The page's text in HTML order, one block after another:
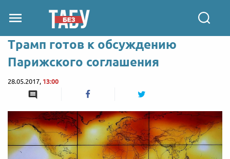
Трамп готов к обсуждению
Парижского соглашения
28.05.2017, 13:00